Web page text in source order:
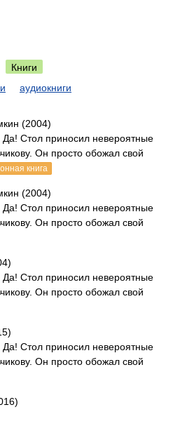
Книги
аудиокниги
(2004)
Стол приносил невероятные
Он просто обожал свой
книга
(2004)
Стол приносил невероятные
Он просто обожал свой
Стол приносил невероятные
Он просто обожал свой
Стол приносил невероятные
Он просто обожал свой